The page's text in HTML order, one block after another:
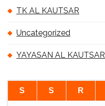
TK AL KAUTSAR
Uncategorized
YAYASAN AL KAUTSAR
S S R